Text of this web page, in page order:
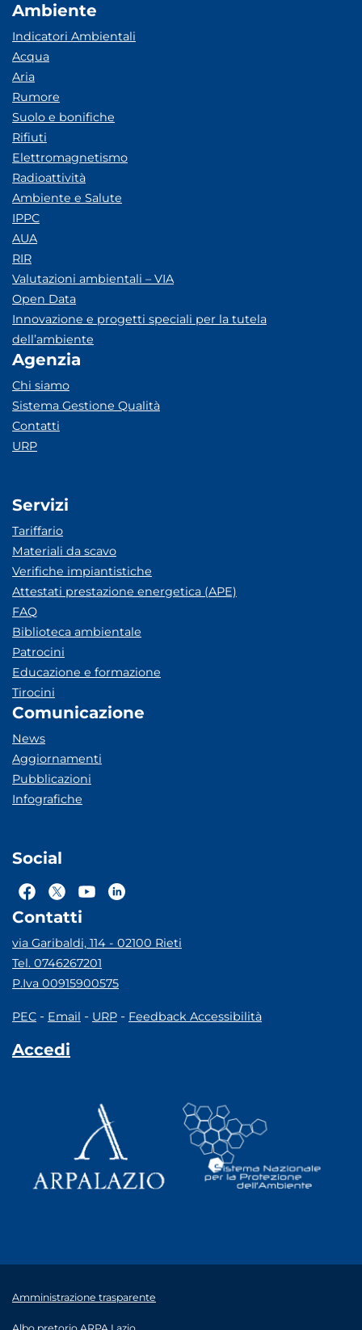
Ambiente
Indicatori Ambientali
Acqua
Aria
Rumore
Suolo e bonifiche
Rifiuti
Elettromagnetismo
Radioattività
Ambiente e Salute
IPPC
AUA
RIR
Valutazioni ambientali – VIA
Open Data
Innovazione e progetti speciali per la tutela
dell’ambiente
Agenzia
Chi siamo
Sistema Gestione Qualità
Contatti
URP
Servizi
Tariffario
Materiali da scavo
Verifiche impiantistiche
Attestati prestazione energetica (APE)
FAQ
Biblioteca ambientale
Patrocini
Educazione e formazione
Tirocini
Comunicazione
News
Aggiornamenti
Pubblicazioni
Infografiche
Social
Contatti
via Garibaldi, 114 - 02100 Rieti
Tel. 0746267201
P.Iva 00915900575
PEC - Email - URP - Feedback Accessibilità
Accedi
Amministrazione trasparente